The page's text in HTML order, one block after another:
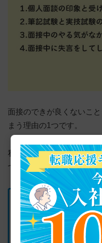
面接のできが良くないこ
まう理由の1つです。
私の経験上、面接のでき
つあります。
面接のできが良くない
個人面談の印象と
筆記試験と実技